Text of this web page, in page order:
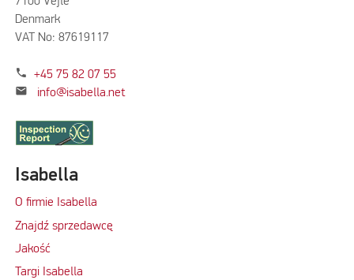
Denmark
VAT No: 87619117
phone +45 75 82 07 55
mail info@isabella.net
Isabella
O firmie Isabella
Znajdź sprzedawcę
Jakość
Targi Isabella